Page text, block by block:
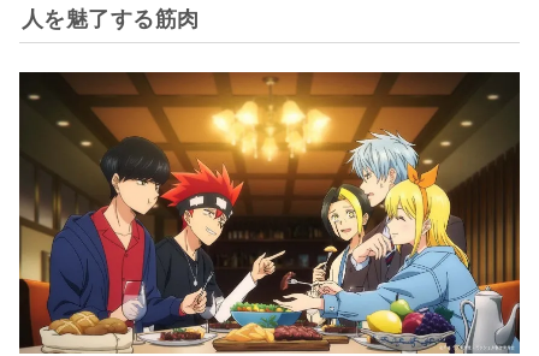
人を魅了する筋肉